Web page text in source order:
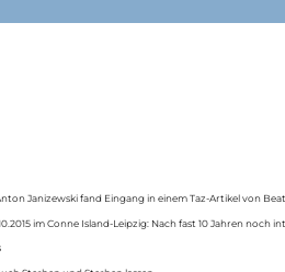
Janizewski fand Eingang in einem Taz-Artikel von
im Conne Island-Leipzig: Nach fast 10 Jahren noch